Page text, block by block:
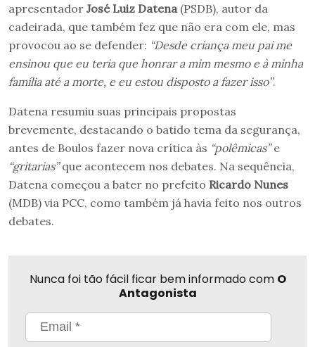
apresentador José Luiz Datena (PSDB), autor da
cadeirada, que também fez que não era com ele, mas
provocou ao se defender: “Desde criança meu pai me
ensinou que eu teria que honrar a mim mesmo e à minha
família até a morte, e eu estou disposto a fazer isso”.
Datena resumiu suas principais propostas
brevemente, destacando o batido tema da segurança,
antes de Boulos fazer nova crítica às “polêmicas”e
“gritarias”que acontecem nos debates. Na sequência,
Datena começou a bater no prefeito Ricardo Nunes
(MDB) via PCC, como também já havia feito nos outros
debates.
Nunca foi tão fácil ficar bem informado com O
Antagonista